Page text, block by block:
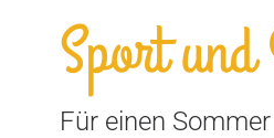
Sport
Für einen